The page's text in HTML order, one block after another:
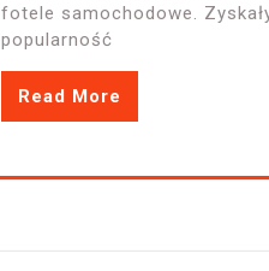
fotele samochodowe.
popularność
Read More